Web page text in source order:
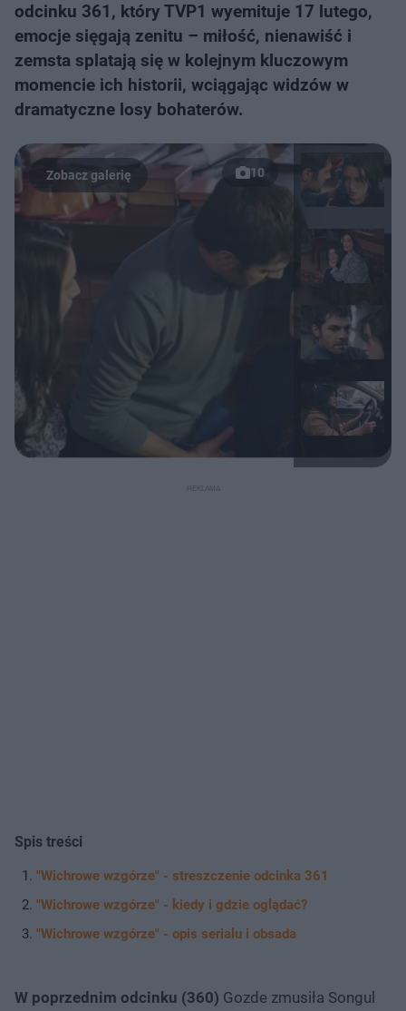
odcinku 361, który TVP1 wyemituje 17 lutego,
emocje sięgają zenitu – miłość, nienawiść i
zemsta splatają się w kolejnym kluczowym
momencie ich historii, wciągając widzów w
dramatyczne losy bohaterów.
10
Spis treści
"Wichrowe wzgórze" - streszczenie odcinka 361
"Wichrowe wzgórze" - kiedy i gdzie oglądać?
"Wichrowe wzgórze" - opis serialu i obsada
W poprzednim odcinku (360) Gozde zmusiła Songul